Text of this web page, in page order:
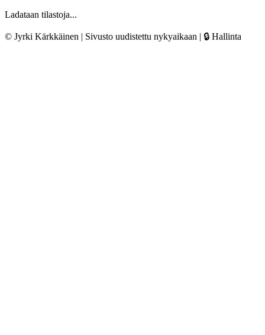
Ladataan tilastoja...
© Jyrki Kärkkäinen | Sivusto uudistettu nykyaikaan | 🔒 Hallinta